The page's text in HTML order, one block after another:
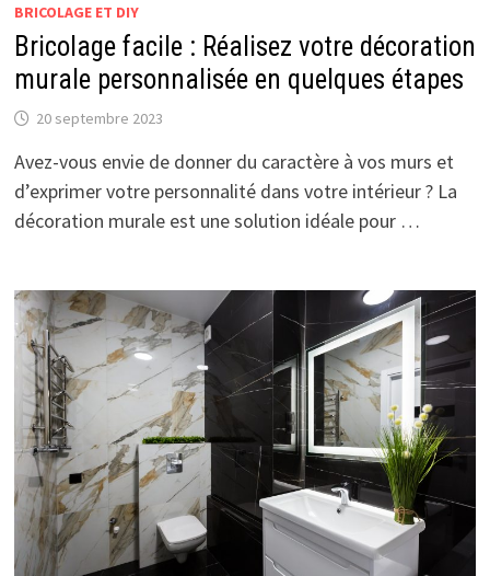
BRICOLAGE ET DIY
Bricolage facile : Réalisez votre décoration
murale personnalisée en quelques étapes
20 septembre 2023
Avez-vous envie de donner du caractère à vos murs et
d’exprimer votre personnalité dans votre intérieur ? La
décoration murale est une solution idéale pour …